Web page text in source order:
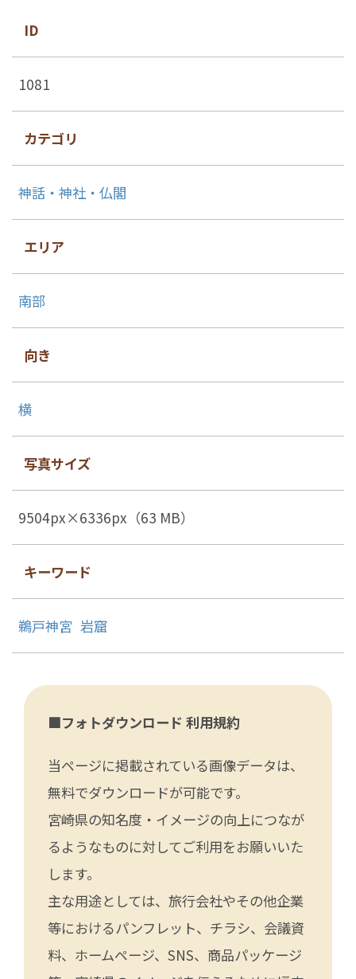
ID
1081
カテゴリ
神話・神社・仏閣
エリア
南部
向き
横
写真サイズ
9504px×6336px（63 MB）
キーワード
鵜戸神宮 岩窟
■フォトダウンロード 利用規約
当ページに掲載されている画像データは、
無料でダウンロードが可能です。
宮崎県の知名度・イメージの向上につなが
るようなものに対してご利用をお願いいた
します。
主な用途としては、旅行会社やその他企業
等におけるパンフレット、チラシ、会議資
料、ホームページ、SNS、商品パッケージ